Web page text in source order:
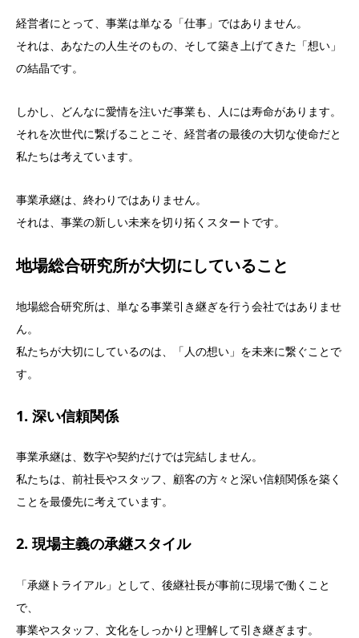
経営者にとって、事業は単なる「仕事」ではありません。
それは、あなたの人生そのもの、そして築き上げてきた「想い」
の結晶です。
しかし、どんなに愛情を注いだ事業も、人には寿命があります。
それを次世代に繋げることこそ、経営者の最後の大切な使命だと
私たちは考えています。
事業承継は、終わりではありません。
それは、事業の新しい未来を切り拓くスタートです。
地場総合研究所が大切にしていること
地場総合研究所は、単なる事業引き継ぎを行う会社ではありませ
ん。
私たちが大切にしているのは、「人の想い」を未来に繋ぐことで
す。
1. 深い信頼関係
事業承継は、数字や契約だけでは完結しません。
私たちは、前社長やスタッフ、顧客の方々と深い信頼関係を築く
ことを最優先に考えています。
2. 現場主義の承継スタイル
「承継トライアル」として、後継社長が事前に現場で働くこと
で、
事業やスタッフ、文化をしっかりと理解して引き継ぎます。